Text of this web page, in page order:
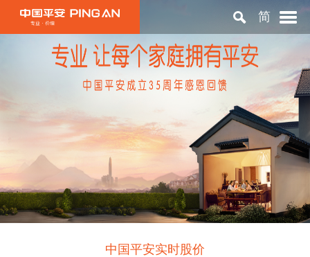
简
中国平安实时股价
关于平安
投资者关系
可持续发展